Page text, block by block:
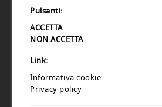
Treviso
Ordinicapsule@webhousesas.net
Pulsanti:
ACCETTA
NON ACCETTA
Link:
Informativa cookie
Privacy policy